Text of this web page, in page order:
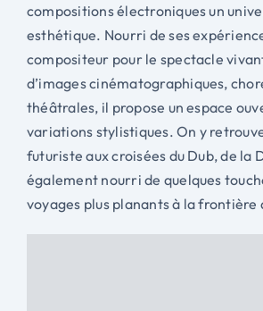
compositions électroniques un
esthétique. Nourri de ses
compositeur pour le spectacle
d’images cinématographiques,
théâtrales, il propose un espace
variations stylistiques. On y
futuriste aux croisées du Dub, de la
également nourri de quelques
voyages plus planants à la frontière